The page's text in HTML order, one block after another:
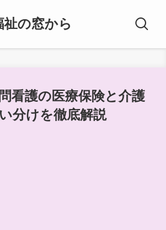
祉の窓から
看護の医療保険と介護
分けを徹底解説